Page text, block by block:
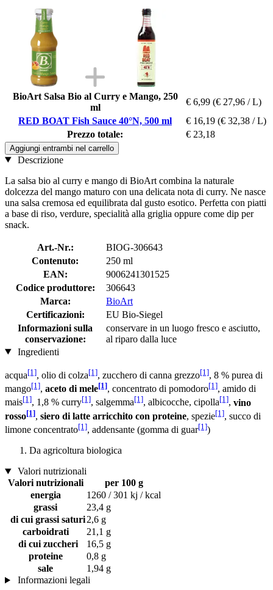
BioArt Salsa Bio al Curry e Mango, 250
ml
€ 6,99 (€ 27,96 / L)
RED BOAT Fish Sauce 40°N, 500 ml
€ 16,19 (€ 32,38 / L)
Prezzo totale:
€ 23,18
Aggiungi entrambi nel carrello
Descrizione
La salsa bio al curry e mango di BioArt combina la naturale
dolcezza del mango maturo con una delicata nota di curry. Ne nasce
una salsa cremosa ed equilibrata dal gusto esotico. Perfetta con piatti
a base di riso, verdure, specialità alla griglia oppure come dip per
snack.
Art.-Nr.:
BIOG-306643
Contenuto:
250 ml
EAN:
9006241301525
Codice produttore:
306643
Marca:
BioArt
Certificazioni:
EU Bio-Siegel
Informazioni sulla
conservazione:
conservare in un luogo fresco e asciutto,
al riparo dalla luce
Ingredienti
acqua[1], olio di colza[1], zucchero di canna grezzo[1], 8 % purea di
mango[1], aceto di mele[1], concentrato di pomodoro[1], amido di
mais[1], 1,8 % curry[1], salgemma[1], albicocche, cipolla[1], vino
rosso[1], siero di latte arricchito con proteine, spezie[1], succo di
limone concentrato[1], addensante (gomma di guar[1])
Da agricoltura biologica
Valori nutrizionali
Valori nutrizionali
per 100 g
energia
1260 / 301 kj / kcal
grassi
23,4 g
di cui grassi saturi2,6 g
carboidrati
21,1 g
di cui zuccheri
16,5 g
proteine
0,8 g
sale
1,94 g
Informazioni legali